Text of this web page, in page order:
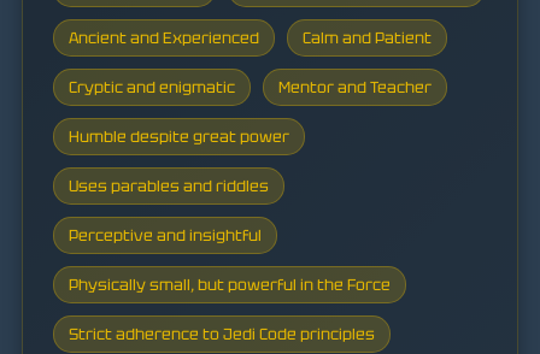
Ancient and Experienced Calm and Patient
Cryptic and enigmatic Mentor and Teacher
Humble despite great power
Uses parables and riddles
Perceptive and insightful
Physically small, but powerful in the Force
Strict adherence to Jedi Code principles